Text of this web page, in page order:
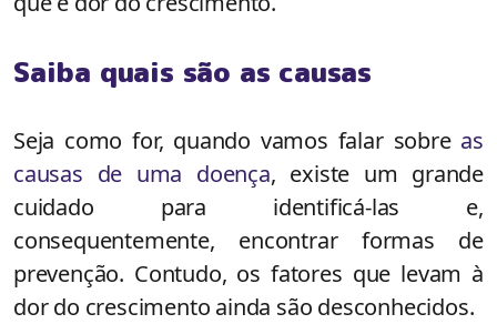
Saiba quais são as causas
Seja como for, quando vamos falar sobre as
causas de uma doença, existe um grande
cuidado para identificá-las e,
consequentemente, encontrar formas de
prevenção. Contudo, os fatores que levam à
dor do crescimento ainda são desconhecidos.